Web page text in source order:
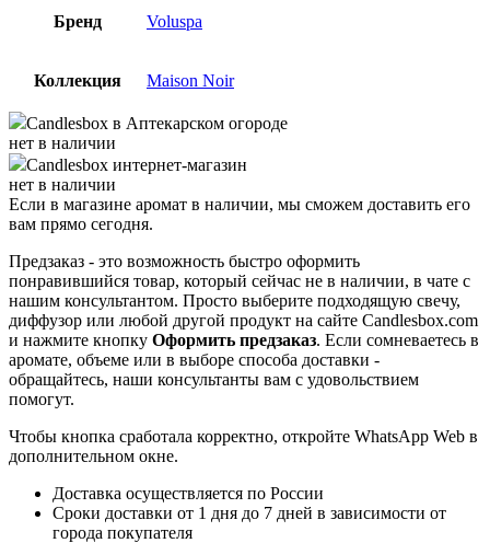
Бренд Voluspa
Коллекция Maison Noir
Candlesbox в Аптекарском огороде
нет в наличии
Candlesbox интернет-магазин
нет в наличии
Если в магазине аромат в наличии, мы сможем доставить его
вам прямо сегодня.
Предзаказ - это возможность быстро оформить
понравившийся товар, который сейчас не в наличии, в чате с
нашим консультантом. Просто выберите подходящую свечу,
диффузор или любой другой продукт на сайте Candlesbox.com
и нажмите кнопку Оформить предзаказ. Если сомневаетесь в
аромате, объеме или в выборе способа доставки -
обращайтесь, наши консультанты вам с удовольствием
помогут.
Чтобы кнопка сработала корректно, откройте WhatsApp Web в
дополнительном окне.
Доставка осуществляется по России
Сроки доставки от 1 дня до 7 дней в зависимости от
города покупателя